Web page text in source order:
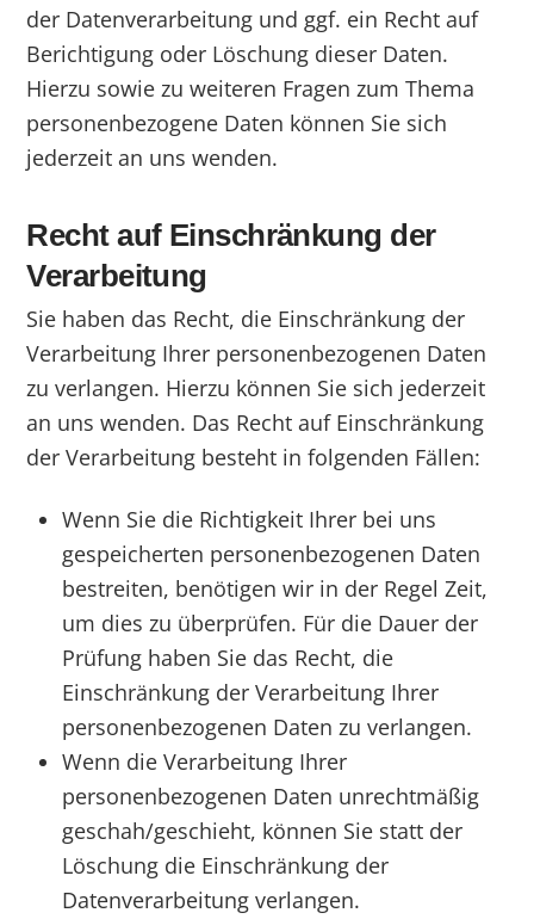
der Datenverarbeitung und ggf. ein Recht auf
Berichtigung oder Löschung dieser Daten.
Hierzu sowie zu weiteren Fragen zum Thema
personenbezogene Daten können Sie sich
jederzeit an uns wenden.
Recht auf Einschränkung der
Verarbeitung
Sie haben das Recht, die Einschränkung der
Verarbeitung Ihrer personenbezogenen Daten
zu verlangen. Hierzu können Sie sich jederzeit
an uns wenden. Das Recht auf Einschränkung
der Verarbeitung besteht in folgenden Fällen:
Wenn Sie die Richtigkeit Ihrer bei uns
gespeicherten personenbezogenen Daten
bestreiten, benötigen wir in der Regel Zeit,
um dies zu überprüfen. Für die Dauer der
Prüfung haben Sie das Recht, die
Einschränkung der Verarbeitung Ihrer
personenbezogenen Daten zu verlangen.
Wenn die Verarbeitung Ihrer
personenbezogenen Daten unrechtmäßig
geschah/geschieht, können Sie statt der
Löschung die Einschränkung der
Datenverarbeitung verlangen.